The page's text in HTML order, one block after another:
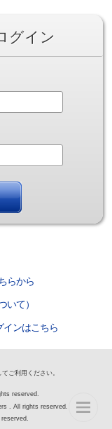
グイン
らから
いて）
インはこちら
ご利用ください。
reserved.
. All rights reserved.